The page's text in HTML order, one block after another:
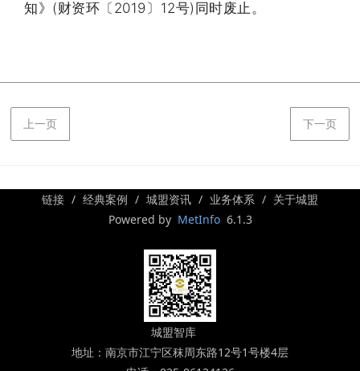
知》(财资环〔2019〕12号)同时废止。
上一页 下一页
链接 经典案例 城盟资讯 业务体系
关于城盟
Powered by MetInfo6.1.3
城盟智库
地址：南京市江宁区秣周东路12号1号楼4层